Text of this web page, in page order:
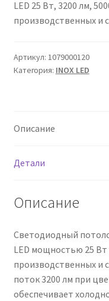
Сертификаты
LED 25 Вт, 3200 лм,
производственных и
Артикул: 1079000120
Категория: INOX LED
Описание
Детали
Описание
Светодиодный
LED мощностью 25 Вт
производственных и
поток 3200 лм при
обеспечивает